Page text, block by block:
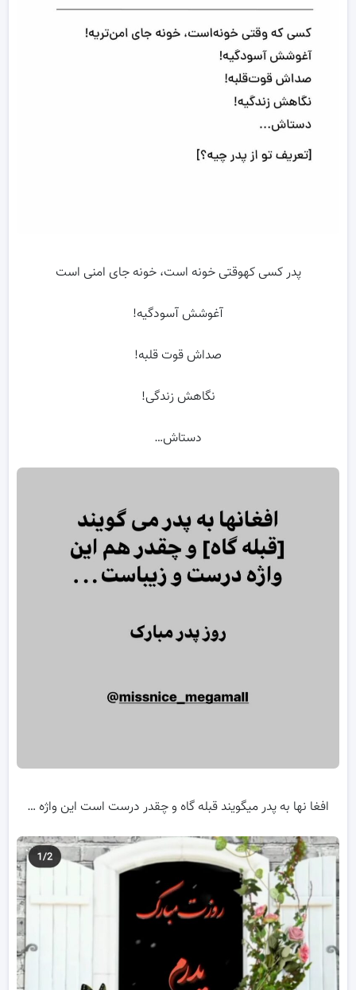
پدر کسی کهوقتی خونه است، خونه جای امنی است
آغوشش آسودگیه!
صداش قوت قلبه!
نگاهش زندگی!
دستاش…
افغا نها به پدر میگویند قبله گاه و چقدر درست است این واژه …